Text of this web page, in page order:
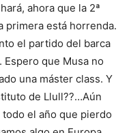
ahora que la 2ª
primera está horrenda.
el partido del barca
que Musa no
una máster class. Y
de Llull??…Aún
el año que pierdo